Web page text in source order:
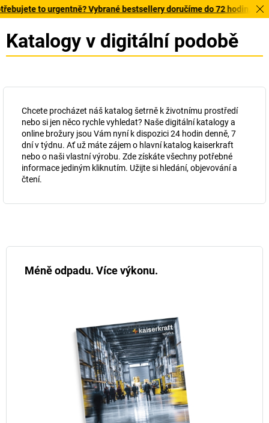
to urgentně? Vybrané bestsellery doručíme do 72 hodin.
Katalogy v digitální podobě
Chcete procházet náš katalog šetrně k životnímu prostředí
nebo si jen něco rychle vyhledat? Naše digitální katalogy a
online brožury jsou Vám nyní k dispozici 24 hodin denně, 7
dní v týdnu. Ať už máte zájem o hlavní katalog kaiserkraft
nebo o naši vlastní výrobu. Zde získáte všechny potřebné
informace jediným kliknutím. Užijte si hledání, objevování a
čtení.
Méně odpadu. Více výkonu.